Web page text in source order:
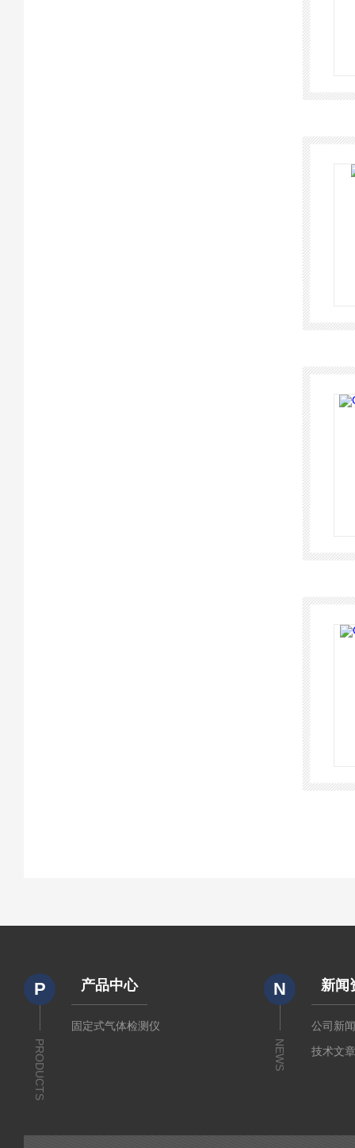
P
PRODUCTS
产品中心
固定式气体检测仪
N
NEWS
新闻
公司新
技术文